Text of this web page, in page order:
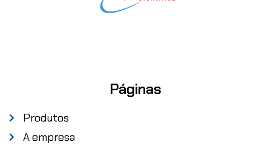
Páginas
Produtos
A empresa